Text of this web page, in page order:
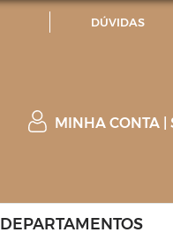
DÚVIDAS
MINHA CONTA
DEPARTAMENTOS